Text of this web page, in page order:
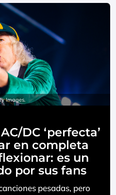
Images.
DC ‘perfecta’
en completa
es un
por sus fans
pesadas, pero